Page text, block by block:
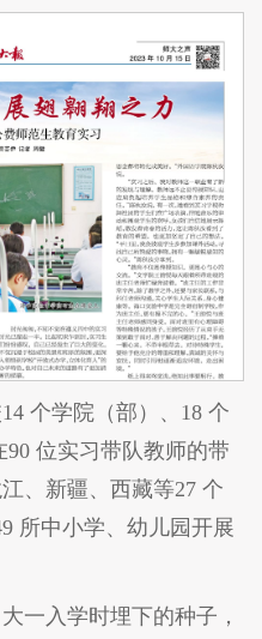
个学院（部）、18 个
位实习带队教师的带
、新疆、西藏等27 个
所中小学、幼儿园开展
一入学时埋下的种子，